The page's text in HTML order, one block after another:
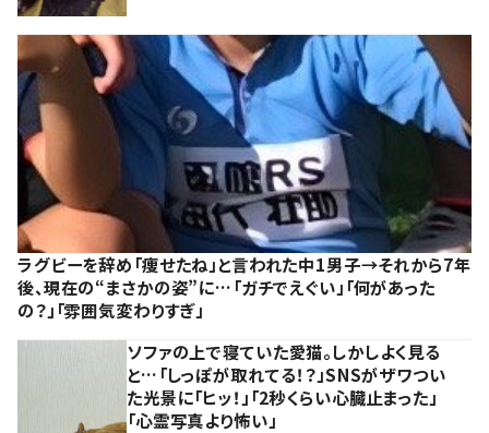
ラグビーを辞め「痩せたね」と言われた中1男子→それから7年
後、現在の“まさかの姿”に…「ガチでえぐい」「何があった
の？」「雰囲気変わりすぎ」
ソファの上で寝ていた愛猫。しかしよく見る
と…「しっぽが取れてる！？」SNSがザワつい
た光景に「ヒッ！」「2秒くらい心臓止まった」
「心霊写真より怖い」